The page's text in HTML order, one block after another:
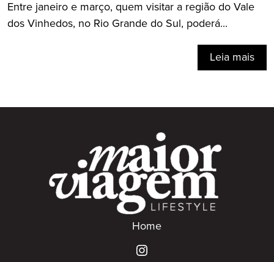
Entre janeiro e março, quem visitar a região do Vale
dos Vinhedos, no Rio Grande do Sul, poderá...
Leia mais
Home